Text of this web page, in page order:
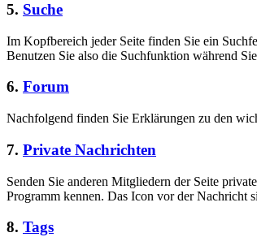
5. Suche
Im Kopfbereich jeder Seite finden Sie ein
Benutzen Sie also die Suchfunktion während
6. Forum
Nachfolgend finden Sie Erklärungen zu den
7. Private Nachrichten
Senden Sie anderen Mitgliedern der Seite
Programm kennen. Das Icon vor der Nachricht
8. Tags